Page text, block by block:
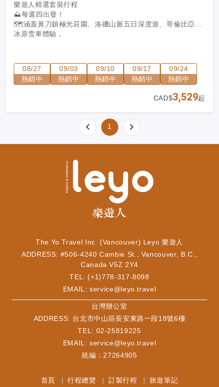
樂遊人精選套裝行程
⛰️每週四出發！
🗺️涵蓋黃刀鎮極光莊園、洛磯山脈五日深度遊、哥倫比亞大
冰原雪車體驗 。
08/27
熱銷中
09/03
熱銷中
09/10
熱銷中
09/17
熱銷中
09/24
熱銷中
CAD$3,529起
1
The Yo Travel Inc. (Vancouver) Leyo 樂遊人
ADDRESS: #506-4240 Cambie St., Vancouver, B.C.,
Canada V5Z 2Y4
TEL: (+1)778-317-8098
EMAIL:service@leyo.travel
​台灣辦公室
ADDRESS: 台北市中山區長安東路一段18號6樓
TEL: 02-25819225
EMAIL:service@leyo.travel
統編：27264905
首頁 行程總覽 訂製行程 旅遊筆記